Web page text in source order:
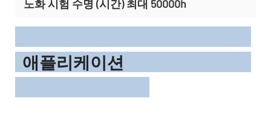
노화 시험 수명 (시간) 최대 50000h
애플리케이션